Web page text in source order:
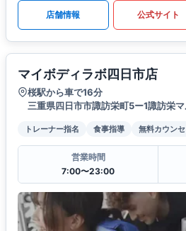
店舗情報 公式サイト
マイボディラボ四日市店
桜駅から車で16分
三重県四日市市諏訪栄町5ー1諏訪栄
トレーナー指名 食事指導 無料カウン
営業時間
7:00〜23:00